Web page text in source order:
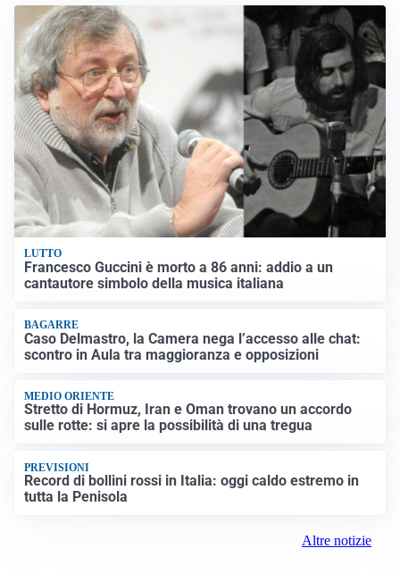
LUTTO
Francesco Guccini è morto a 86 anni: addio a un
cantautore simbolo della musica italiana
BAGARRE
Caso Delmastro, la Camera nega l’accesso alle chat:
scontro in Aula tra maggioranza e opposizioni
MEDIO ORIENTE
Stretto di Hormuz, Iran e Oman trovano un accordo
sulle rotte: si apre la possibilità di una tregua
PREVISIONI
Record di bollini rossi in Italia: oggi caldo estremo in
tutta la Penisola
Altre notizie